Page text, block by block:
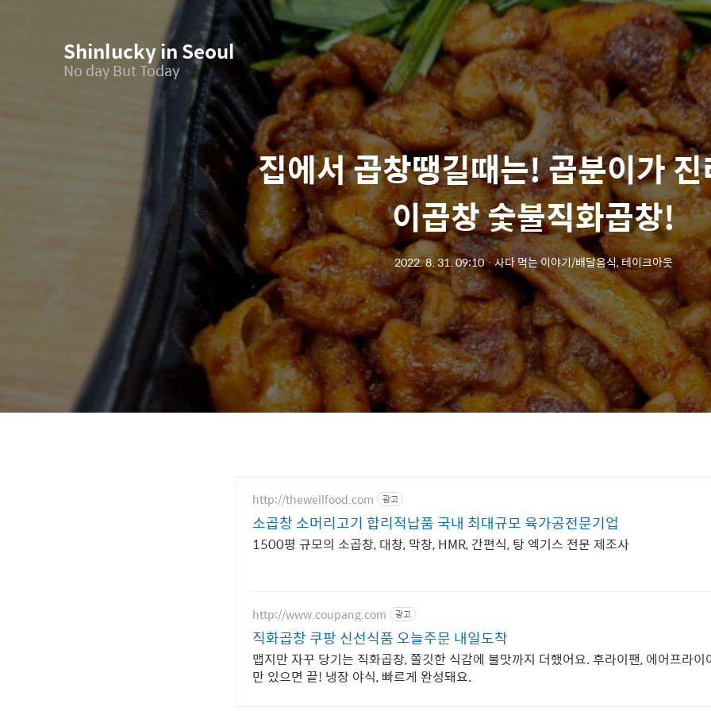
Shinlucky in Seoul
No day But Today
집에서 곱창땡길때는! 곱분이가
이곱창 숯불직화곱창!
2022. 8. 31. 09:10ㆍ사다 먹는 이야기/배달음식, 테이크아웃
http://thewellfood.com 광고
소곱창 소머리고기 합리적납품 국내 최대규모 육가공전문기업
1500평 규모의 소곱창, 대창, 막창, HMR, 간편식, 탕 엑기스 전문 제조사
http://www.coupang.com 광고
직화곱창 쿠팡 신선식품 오늘주문 내일도착
맵지만 자꾸 당기는 직화곱창, 쫄깃한 식감에 불맛까지 더했어요. 후라이팬, 에어프라이
만 있으면 끝! 냉장 야식, 빠르게 완성돼요.